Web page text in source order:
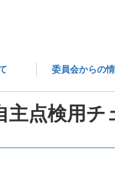
委員会からの
主点検用